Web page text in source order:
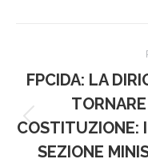
tra
post
FPCIDA: LA
COSTITUZIONE:
SEZIONE